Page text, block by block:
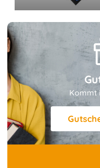
Kommt